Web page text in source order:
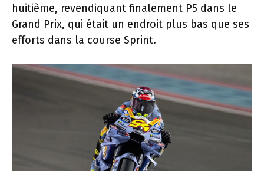
huitième, revendiquant finalement P5 dans le
Grand Prix, qui était un endroit plus bas que ses
efforts dans la course Sprint.